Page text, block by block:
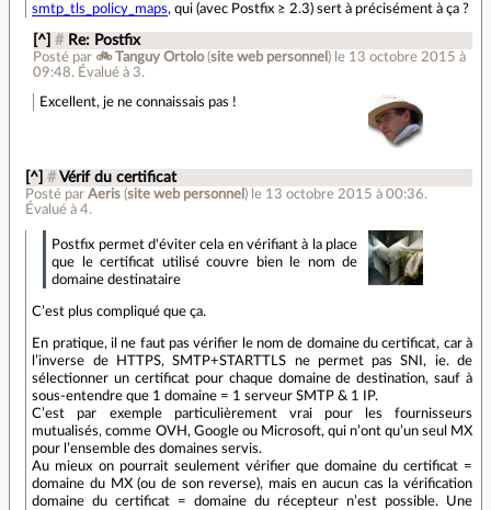
smtp_tls_policy_maps, qui (avec Postfix ≥ 2.3) sert à précisément à ça ?
[^] # Re: Postfix
Posté par 🚲 Tanguy Ortolo(site web personnel ) le 13 octobre 2015 à
09:48. Évalué à 3.
Excellent, je ne connaissais pas !
[^] # Vérif du certificat
Posté parAeris (site web personnel ) le 13 octobre 2015 à 00:36.
Évalué à4.
Postfix permet d'éviter cela en vérifiant à la place
que le certificat utilisé couvre bien le nom de
domaine destinataire
C’est plus compliqué que ça.
En pratique, il ne faut pas vérifier le nom de domaine du certificat, car à
l’inverse de HTTPS, SMTP+STARTTLS ne permet pas SNI, ie. de
sélectionner un certificat pour chaque domaine de destination, sauf à
sous-entendre que 1 domaine = 1 serveur SMTP & 1 IP.
C’est par exemple particulièrement vrai pour les fournisseurs
mutualisés, comme OVH, Google ou Microsoft, qui n’ont qu’un seul MX
pour l’ensemble des domaines servis.
Au mieux on pourrait seulement vérifier que domaine du certificat =
domaine du MX (ou de son reverse), mais en aucun cas la vérification
domaine du certificat = domaine du récepteur n’est possible. Une